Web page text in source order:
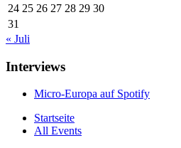
24 25 26 27 28 29 30
31
« Juli
Interviews
Micro-Europa auf Spotify
Startseite
All Events